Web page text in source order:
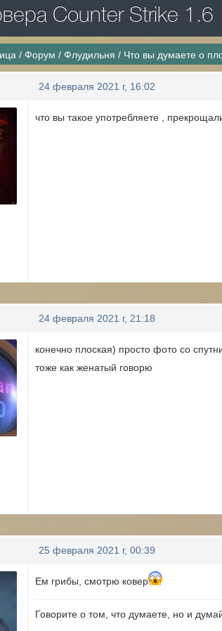
Counter Strike 1.6
/Форум /Флудильня / Что вы думаете о
24 февраля 2021 г, 16:02
что вы такое употребляете ,
24 февраля 2021 г, 21:18
конечно плоская) просто фото со
тоже как женатый говорю
25 февраля 2021 г, 00:39
Ем грибы, смотрю ковер
Говорите о том, что думаете, но и